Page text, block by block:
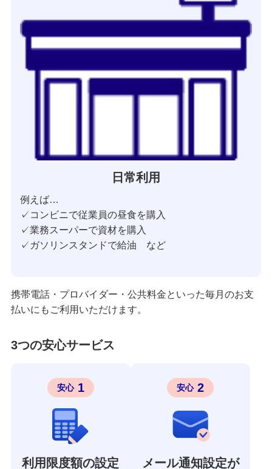
日常利用
例えば…
✓コンビニで従業員の昼食を購入
✓業務スーパーで資材を購入
✓ガソリンスタンドで給油 など
携帯電話・プロバイダー・公共料金といった毎月のお支
払いにもご利用いただけます。
3つの安心サービス
安心 1
利用限度額の設定
安心 2
メール通知設定が